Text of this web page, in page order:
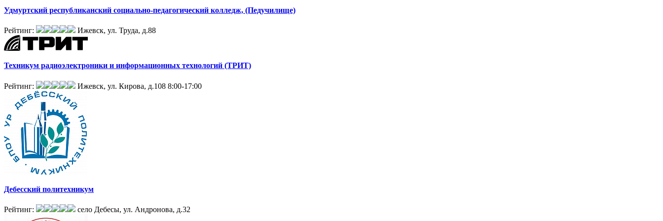
Удмуртский республиканский социально-педагогический колледж, (Педучилище)
Рейтинг: Ижевск, ул. Труда, д.88
Техникум радиоэлектроники и информационных технологий (ТРИТ)
Рейтинг: Ижевск, ул. Кирова, д.108 8:00-17:00
Дебесский политехникум
Рейтинг: село Дебесы, ул. Андронова, д.32